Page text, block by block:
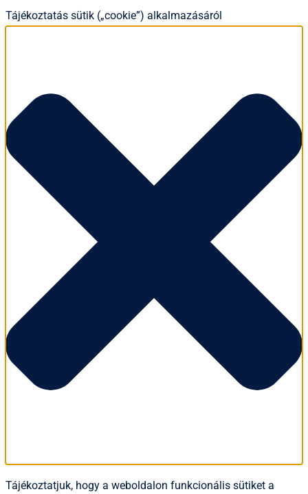
Tájékoztatás sütik („cookie”) alkalmazásáról
Tájékoztatjuk, hogy a weboldalon funkcionális sütiket a